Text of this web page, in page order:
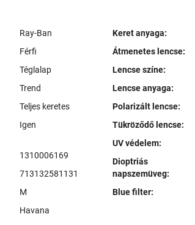
Ray-Ban
Férfi
Téglalap
Trend
Teljes keretes
Igen
1310006169
713132581131
M
Havana
Keret anyaga:
Átmenetes lencse:
Lencse színe:
Lencse anyaga:
Polarizált lencse:
Tükröződő lencse:
UV védelem:
Dioptriás
napszemüveg:
Blue filter: